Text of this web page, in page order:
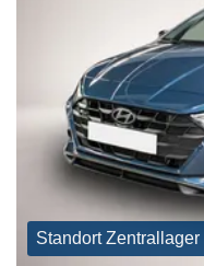
Standort Zentrallager